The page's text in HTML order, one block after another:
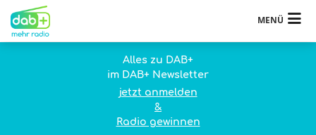
MENÜ
Alles zu DAB+
im DAB+ Newsletter
jetzt anmelden
&
Radio gewinnen